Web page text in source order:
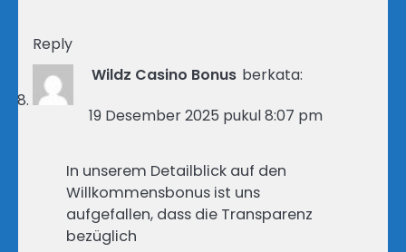
Reply
Wildz Casino Bonus berkata:
19 Desember 2025 pukul 8:07 pm
In unserem Detailblick auf den
Willkommensbonus ist uns
aufgefallen, dass die Transparenz
bezüglich